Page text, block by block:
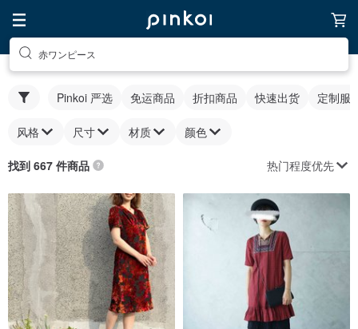
赤ワンピース
Pinkoi 严选 免运商品 折扣商品 快速出货 定制服
风格 尺寸 材质 颜色
找到 667 件商品 热门程度优先